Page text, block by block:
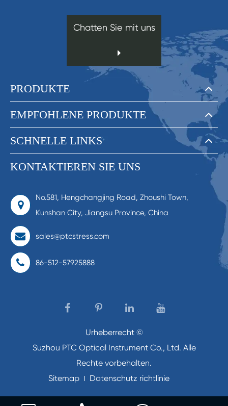
Chatten Sie mit uns
PRODUKTE
EMPFOHLENE PRODUKTE
SCHNELLE LINKS
KONTAKTIEREN SIE UNS
No.581, Hengchangjing Road, Zhoushi Town,
Kunshan City, Jiangsu Province, China
sales@ptcstress.com
86-512-57925888
Urheberrecht ©
Suzhou PTC Optical Instrument Co., Ltd. Alle
Rechte vorbehalten.
Sitemap
Datenschutz richtlinie